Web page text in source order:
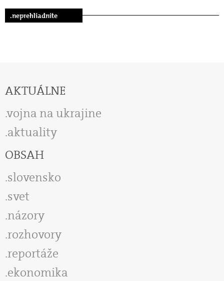
.neprehliadnite
AKTUÁLNE
vojna na ukrajine
aktuality
OBSAH
slovensko
svet
názory
rozhovory
reportáže
ekonomika